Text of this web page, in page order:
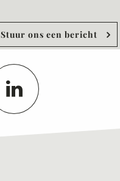
Stuur ons een bericht